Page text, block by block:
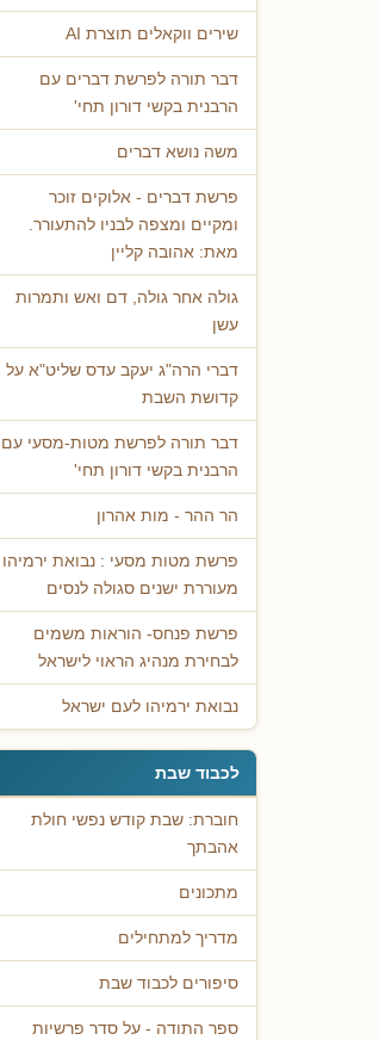
שירים ווקאלים תוצרת AI
דבר תורה לפרשת דברים עם
הרבנית בקשי דורון תחי'
משה נושא דברים
פרשת דברים - אלוקים זוכר
ומקיים ומצפה לבניו להתעורר.
מאת: אהובה קליין
גולה אחר גולה, דם ואש ותמרות
עשן
דברי הרה"ג יעקב עדס שליט"א על
קדושת השבת
דבר תורה לפרשת מטות-מסעי עם
הרבנית בקשי דורון תחי'
הר ההר - מות אהרון
פרשת מטות מסעי : נבואת ירמיהו
מעוררת ישנים סגולה לנסים
פרשת פנחס- הוראות משמים
לבחירת מנהיג הראוי לישראל
נבואת ירמיהו לעם ישראל
לכבוד שבת
חוברת: שבת קודש נפשי חולת
אהבתך
מתכונים
מדריך למתחילים
סיפורים לכבוד שבת
ספר התודה - על סדר פרשיות